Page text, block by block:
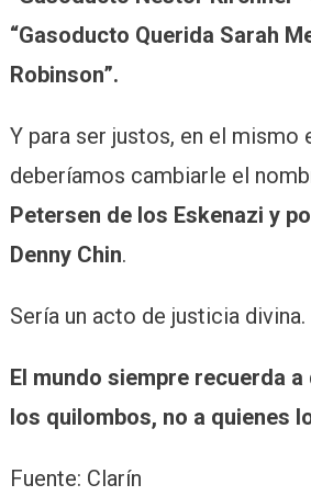
“Gasoducto Querida Sarah
Robinson”.
Y para ser justos, en el mismo
deberíamos cambiarle el
Petersen de los Eskenazi y
Denny Chin.
Sería un acto de justicia divina.
El mundo siempre recuerda
los quilombos, no a quienes
Fuente: Clarín